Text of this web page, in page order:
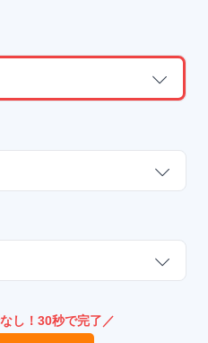
し！30秒で完了／